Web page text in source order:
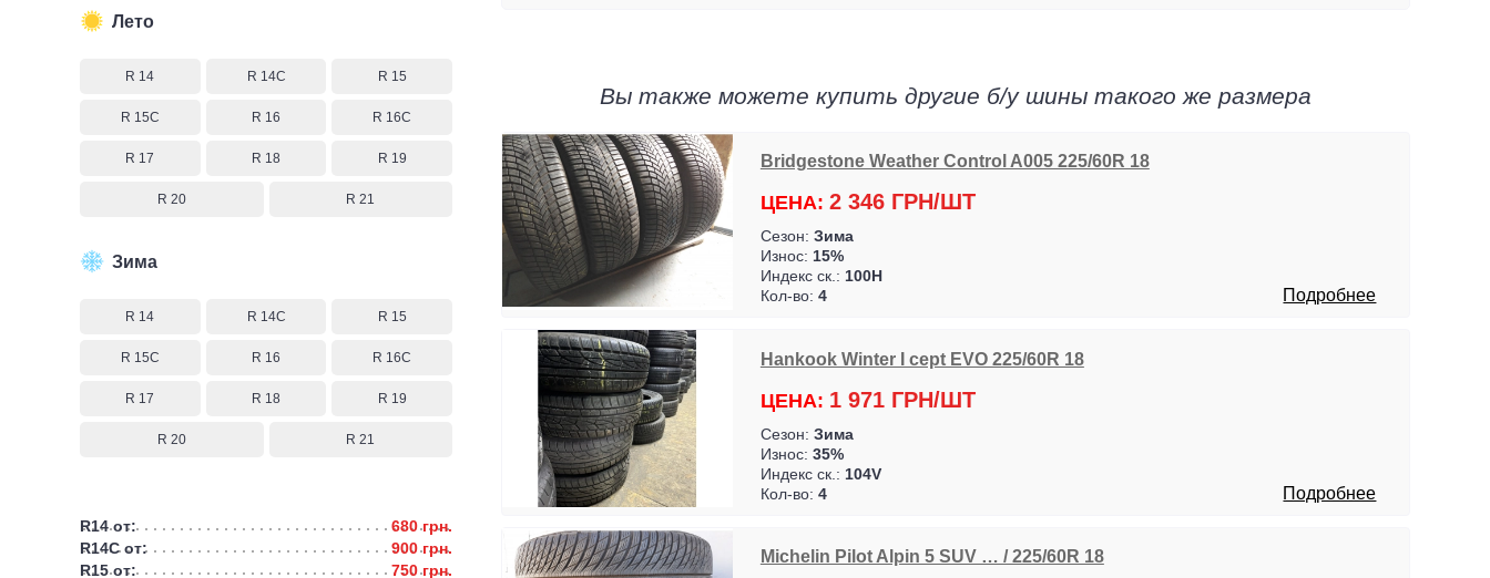
Лето
R 14 R 14C R 15
R 15C R 16 R 16C
R 17 R 18 R 19
R 20 R 21
Зима
R 14 R 14C R 15
R 15C R 16 R 16C
R 17 R 18 R 19
R 20 R 21
R14 от:
680 грн.
R14C от:
900 грн.
R15 от:
750 грн.
Вы также можете купить другие б/у шины такого же размера
Bridgestone Weather Control A005 225/60R 18
ЦЕНА: 2 346 ГРН/ШТ
Сезон: Зима
Износ: 15%
Индекс ск.: 100H
Кол-во: 4 Подробнее
Hankook Winter I cept EVO 225/60R 18
ЦЕНА: 1 971 ГРН/ШТ
Сезон: Зима
Износ: 35%
Индекс ск.: 104V
Кол-во: 4 Подробнее
Michelin Pilot Alpin 5 SUV … / 225/60R 18